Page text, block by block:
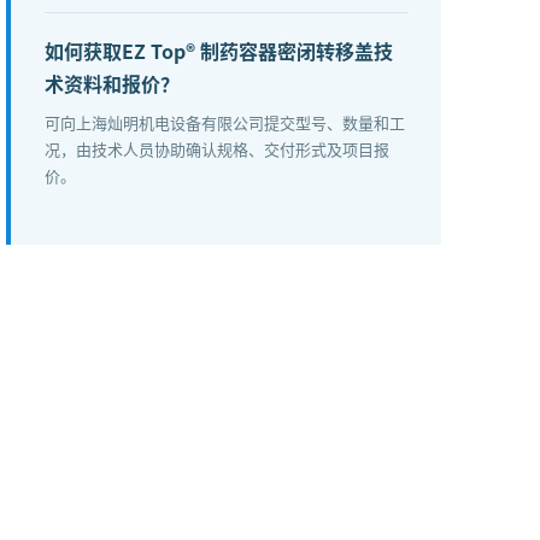
如何获取EZ Top® 制药容器密闭转移盖技
术资料和报价？
可向上海灿明机电设备有限公司提交型号、数量和工
况，由技术人员协助确认规格、交付形式及项目报
价。